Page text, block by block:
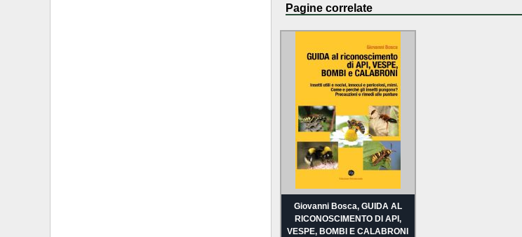
Pagine correlate
Giovanni Bosca, GUIDA AL
RICONOSCIMENTO DI API,
VESPE, BOMBI E CALABRONI